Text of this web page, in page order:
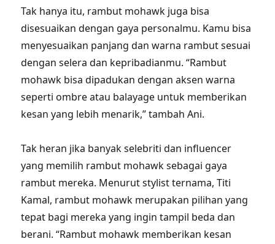
Tak hanya itu, rambut mohawk juga bisa
disesuaikan dengan gaya personalmu. Kamu bisa
menyesuaikan panjang dan warna rambut sesuai
dengan selera dan kepribadianmu. “Rambut
mohawk bisa dipadukan dengan aksen warna
seperti ombre atau balayage untuk memberikan
kesan yang lebih menarik,” tambah Ani.
Tak heran jika banyak selebriti dan influencer
yang memilih rambut mohawk sebagai gaya
rambut mereka. Menurut stylist ternama, Titi
Kamal, rambut mohawk merupakan pilihan yang
tepat bagi mereka yang ingin tampil beda dan
berani. “Rambut mohawk memberikan kesan